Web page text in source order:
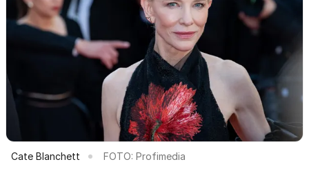
Cate Blanchett FOTO: Profimedia